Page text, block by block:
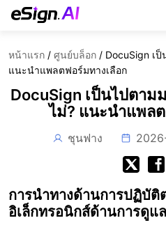
หน้าแรก / ศูนย์บล็อก / DocuSign เ
แนะนำแพลตฟอร์มทางเลือก
DocuSign เป็นไปตาม
ไม่? แนะนำแพล
ชุนฟาง
การนำทางด้านการปฏิบั
อิเล็กทรอนิกส์ด้านการดูแ